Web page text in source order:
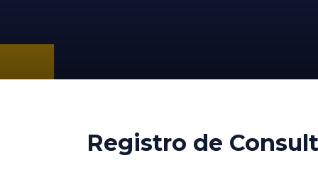
Registro de